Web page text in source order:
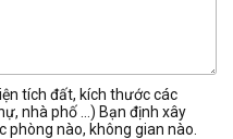
tích đất, kích thước các
nhà phố …) Bạn định xây
nào, không gian nào.